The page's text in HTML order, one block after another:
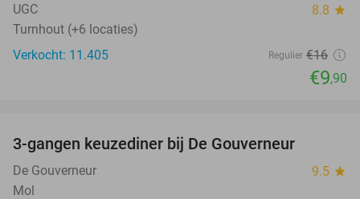
UGC 8.8 star
Turnhout (+6 locaties)
Verkocht: 11.405
Regulier €16
€9,90
3-gangen keuzediner bij De Gouverneur
De Gouverneur 9.5 star
Mol